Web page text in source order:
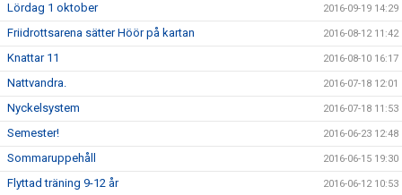
Lördag 1 oktober 2016-09-19 14:29
Friidrottsarena sätter Höör på kartan 2016-08-12 11:42
Knattar 11 2016-08-10 16:17
Nattvandra. 2016-07-18 12:01
Nyckelsystem 2016-07-18 11:53
Semester! 2016-06-23 12:48
Sommaruppehåll 2016-06-15 19:30
Flyttad träning 9-12 år 2016-06-12 10:53